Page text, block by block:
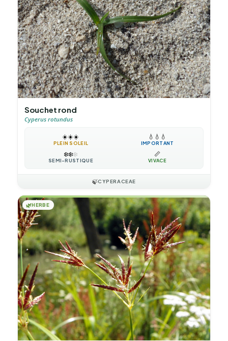
Souchet rond
Cyperus rotundus
☀️☀️☀️
PLEIN SOLEIL
💧 💧 💧
IMPORTANT
❄️❄️❄️
SEMI-RUSTIQUE
📏
VIVACE
🍃CYPERACEAE
🌿HERBE